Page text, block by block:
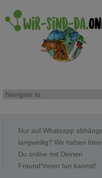
Nur auf Whatsapp
langweilig? Wir haben
Du online mit Deinen
Freund*innen tun kannst!